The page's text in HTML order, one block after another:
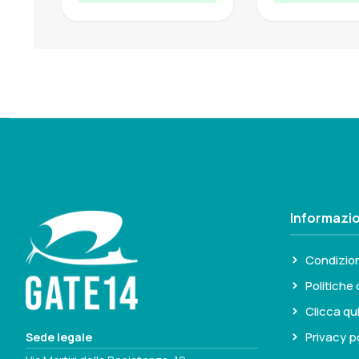
Sede legale
Politiche
Clicca
Privacy